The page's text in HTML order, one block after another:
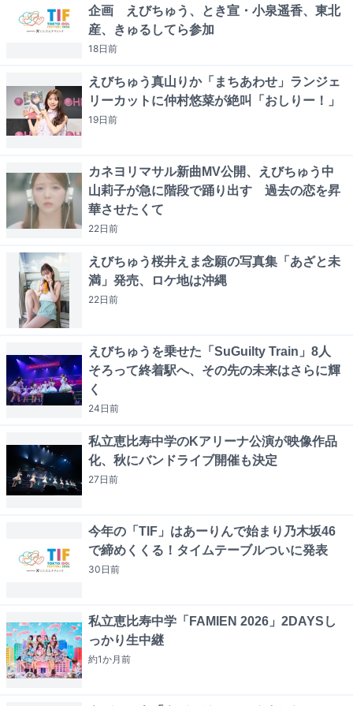
企画 えびちゅう、とき宣・小泉遥香、東北
産、きゅるしてら参加
18日前
えびちゅう真山りか「まちあわせ」ランジェ
リーカットに仲村悠菜が絶叫「おしりー！」
19日前
カネヨリマサル新曲MV公開、えびちゅう中
山莉子が急に階段で踊り出す 過去の恋を昇
華させたくて
22日前
えびちゅう桜井えま念願の写真集「あざと未
満」発売、ロケ地は沖縄
22日前
えびちゅうを乗せた「SuGuilty Train」8人
そろって終着駅へ、その先の未来はさらに輝
く
24日前
私立恵比寿中学のKアリーナ公演が映像作品
化、秋にバンドライブ開催も決定
27日前
今年の「TIF」はあーりんで始まり乃木坂46
で締めくくる！タイムテーブルついに発表
30日前
私立恵比寿中学「FAMIEN 2026」2DAYSし
っかり生中継
約1か月前